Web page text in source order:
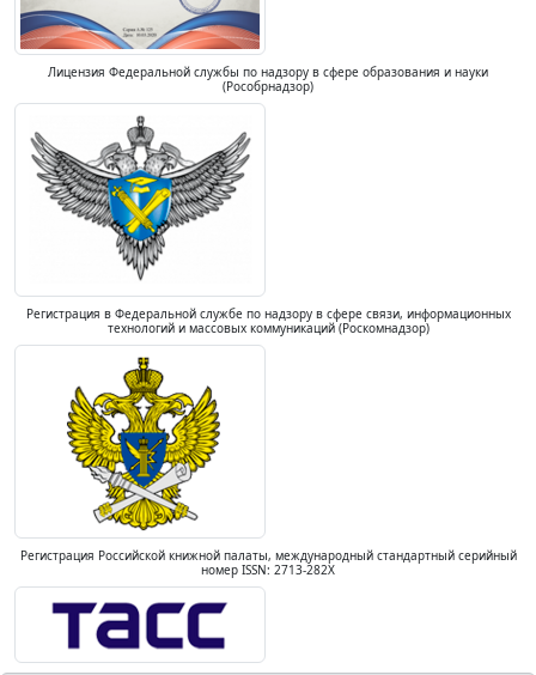
Лицензия Федеральной службы по надзору в сфере образования и науки
(Рособрнадзор)
Регистрация в Федеральной службе по надзору в сфере связи, информационных
технологий и массовых коммуникаций (Роскомнадзор)
Регистрация Российской книжной палаты, международный стандартный серийный
номер ISSN: 2713-282X